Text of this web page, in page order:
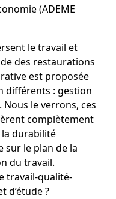
(ADEME
le travail et
des restaurations
est proposée
différents : gestion
le verrons, ces
complètement
durabilité
le plan de la
du travail.
travail-qualité-
d’étude ?